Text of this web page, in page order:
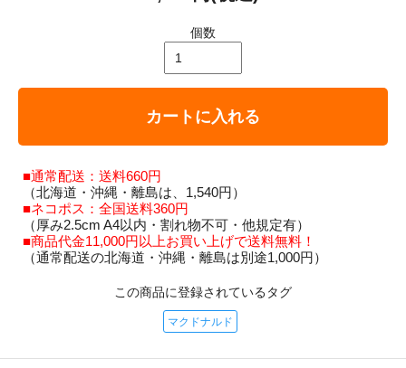
個数
カートに入れる
■通常配送：送料660円
（北海道・沖縄・離島は、1,540円）
■ネコポス：全国送料360円
（厚み2.5cm A4以内・割れ物不可・他規定有）
■商品代金11,000円以上お買い上げで送料無料！
（通常配送の北海道・沖縄・離島は別途1,000円）
この商品に登録されているタグ
マクドナルド